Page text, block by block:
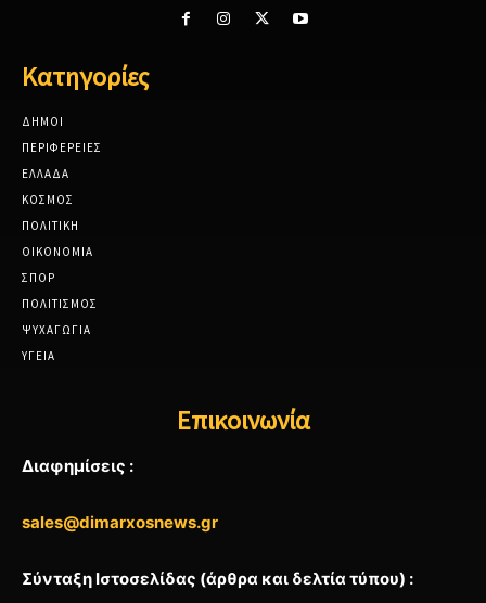
Κατηγορίες
ΔΗΜΟΙ
ΠΕΡΙΦΕΡΕΙΕΣ
ΕΛΛΑΔΑ
ΚΟΣΜΟΣ
ΠΟΛΙΤΙΚΗ
ΟΙΚΟΝΟΜΙΑ
ΣΠΟΡ
ΠΟΛΙΤΙΣΜΟΣ
ΨΥΧΑΓΩΓΙΑ
ΥΓΕΙΑ
Επικοινωνία
Διαφημίσεις :
sales@dimarxosnews.gr
Σύνταξη Ιστοσελίδας (άρθρα και δελτία τύπου) :